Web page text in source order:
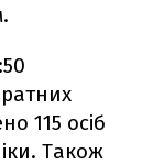
115 осіб
Також